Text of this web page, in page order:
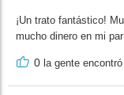
¡Un trato fantástico!
mucho dinero en mi par
0 la gente